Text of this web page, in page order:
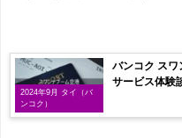
2024年9月 タイ（バ
ンコク）
バンコク スワ
サービス体験